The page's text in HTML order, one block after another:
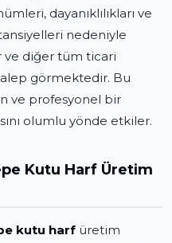
dayanıklılıkları ve
nedeniyle
ve diğer tüm ticari
görmektedir. Bu
ve profesyonel bir
olumlu yönde etkiler.
Kutu Harf Üretim
kutu harf üretim